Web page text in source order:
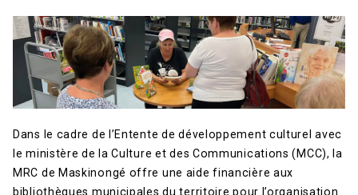
Dans le cadre de l’Entente de développement culturel avec
le ministère de la Culture et des Communications (MCC), la
MRC de Maskinongé offre une aide financière aux
bibliothèques municipales du territoire pour l’organisation